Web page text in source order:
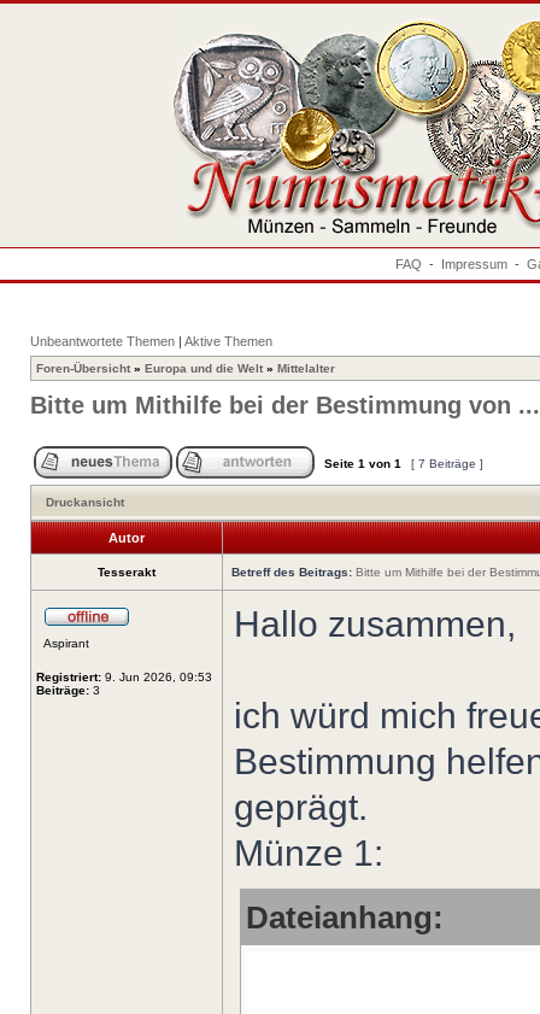
FAQ - Impressum -
Unbeantwortete Themen | Aktive Themen
Foren-Übersicht » Europa und die Welt » Mittelalter
Bitte um Mithilfe bei der Bestimmung von ...
Seite 1 von 1 [ 7 Beiträge ]
Druckansicht
Autor
Tesserakt Betreff des Beitrags: Bitte um Mithilfe bei der
Aspirant
Registriert: 9. Jun 2026, 09:53
Beiträge: 3
Hallo zusammen,
ich würd mich
Bestimmung
geprägt.
Münze 1:
Dateianhang: